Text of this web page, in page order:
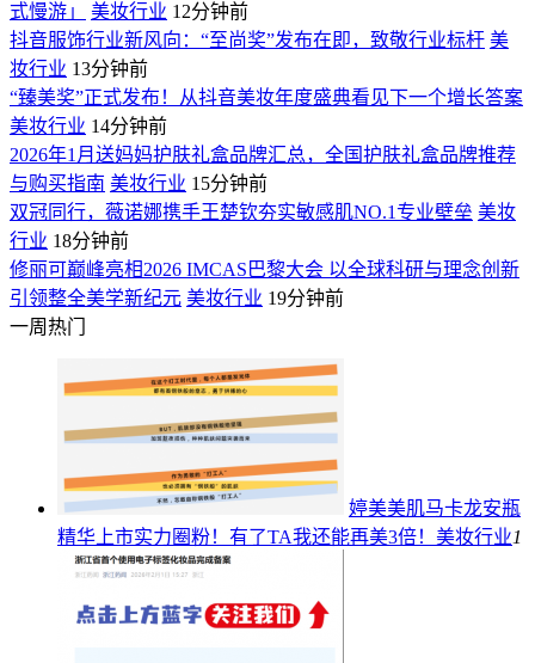
式慢游」
美妆行业 12分钟前
抖音服饰行业新风向：“至尚奖”发布在即，致敬行业标杆 美
妆行业 13分钟前
“臻美奖”正式发布！从抖音美妆年度盛典看见下一个增长答案
美妆行业 14分钟前
2026年1月送妈妈护肤礼盒品牌汇总，全国护肤礼盒品牌推荐
与购买指南 美妆行业 15分钟前
双冠同行，薇诺娜携手王楚钦夯实敏感肌NO.1专业壁垒 美妆
行业 18分钟前
修丽可巅峰亮相2026 IMCAS巴黎大会 以全球科研与理念创新
引领整全美学新纪元 美妆行业 19分钟前
一周热门
婷美美肌马卡龙安瓶
精华上市实力圈粉！有了TA我还能再美3倍！ 美妆行业1